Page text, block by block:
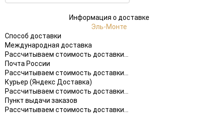
Информация о доставке
Эль-Монте
Способ доставки
Международная доставка
Рассчитываем стоимость доставки...
Почта России
Рассчитываем стоимость доставки...
Курьер (Яндекс Доставка)
Рассчитываем стоимость доставки...
Пункт выдачи заказов
Рассчитываем стоимость доставки...